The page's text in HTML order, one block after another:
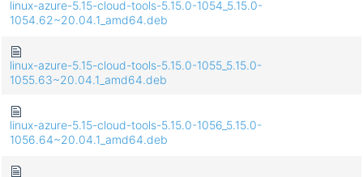
linux-azure-5.15-cloud-tools-5.15.0-1054_5.15.0-
1054.62~20.04.1_amd64.deb
linux-azure-5.15-cloud-tools-5.15.0-1055_5.15.0-
1055.63~20.04.1_amd64.deb
linux-azure-5.15-cloud-tools-5.15.0-1056_5.15.0-
1056.64~20.04.1_amd64.deb